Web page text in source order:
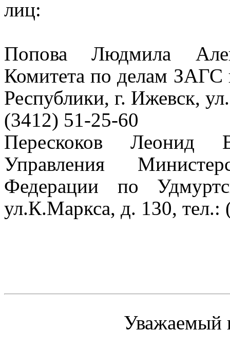
лиц:
Попова Людмила
Комитета по делам ЗАГС
Республики, г. Ижевск,
(3412) 51-25-60
Перескоков Леонид
Управления
Федерации по
ул.К.Маркса, д. 130, тел.:
Уважаемый